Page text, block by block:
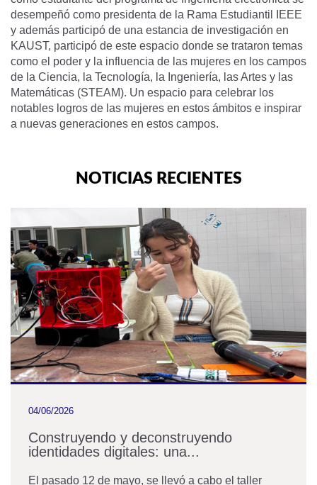
desempeñó como presidenta de la Rama Estudiantil IEEE
y además participó de una estancia de investigación en
KAUST, participó de este espacio donde se trataron temas
como el poder y la influencia de las mujeres en los campos
de la Ciencia, la Tecnología, la Ingeniería, las Artes y las
Matemáticas (STEAM). Un espacio para celebrar los
notables logros de las mujeres en estos ámbitos e inspirar
a nuevas generaciones en estos campos.
NOTICIAS RECIENTES
04/06/2026
Construyendo y deconstruyendo
identidades digitales: una...
El pasado 12 de mayo, se llevó a cabo el taller